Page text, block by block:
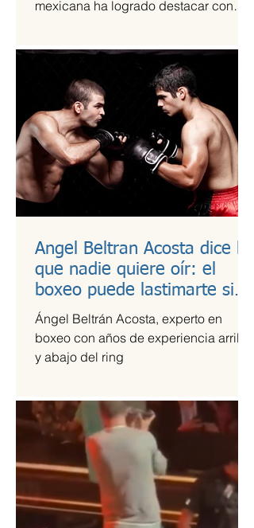
mexicana ha logrado destacar con
marca de burritos norteños creada por
la emprendedora Camila García-
Castells, que combina tradición
culinaria con innovación y conciencia
nutricional.
Angel Beltran Acosta dice lo
que nadie quiere oír: el
boxeo puede lastimarte si
no te cuidas
Ángel Beltrán Acosta, experto en
boxeo con años de experiencia arriba
y abajo del ring